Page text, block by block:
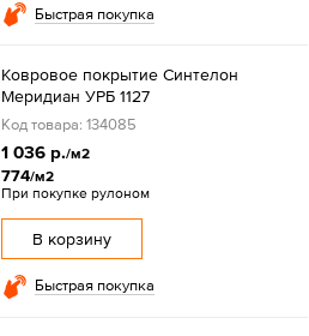
Быстрая покупка
Ковровое покрытие Синтелон
Меридиан УРБ 1127
Код товара: 134085
1 036 р./м2
774/м2
При покупке рулоном
В корзину
Быстрая покупка